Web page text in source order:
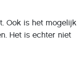
Ook is het mogelijk
Het is echter niet